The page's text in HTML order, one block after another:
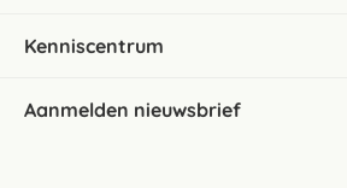
Kenniscentrum
Aanmelden nieuwsbrief